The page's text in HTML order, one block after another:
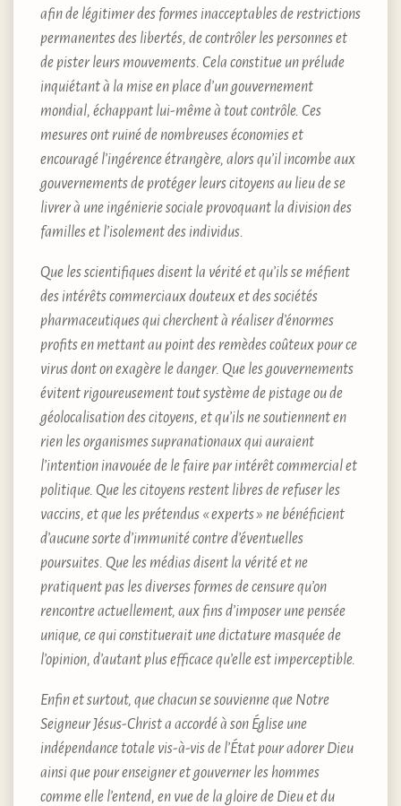
afin de légitimer des formes inacceptables de restrictions
permanentes des libertés, de contrôler les personnes et
de pister leurs mouvements. Cela constitue un prélude
inquiétant à la mise en place d’un gouvernement
mondial, échappant lui-même à tout contrôle. Ces
mesures ont ruiné de nombreuses économies et
encouragé l’ingérence étrangère, alors qu’il incombe aux
gouvernements de protéger leurs citoyens au lieu de se
livrer à une ingénierie sociale provoquant la division des
familles et l’isolement des individus.
Que les scientifiques disent la vérité et qu’ils se méfient
des intérêts commerciaux douteux et des sociétés
pharmaceutiques qui cherchent à réaliser d’énormes
profits en mettant au point des remèdes coûteux pour ce
virus dont on exagère le danger. Que les gouvernements
évitent rigoureusement tout système de pistage ou de
géolocalisation des citoyens, et qu’ils ne soutiennent en
rien les organismes supranationaux qui auraient
l’intention inavouée de le faire par intérêt commercial et
politique. Que les citoyens restent libres de refuser les
vaccins, et que les prétendus « experts » ne bénéficient
d’aucune sorte d’immunité contre d’éventuelles
poursuites. Que les médias disent la vérité et ne
pratiquent pas les diverses formes de censure qu’on
rencontre actuellement, aux fins d’imposer une pensée
unique, ce qui constituerait une dictature masquée de
l’opinion, d’autant plus efficace qu’elle est imperceptible.
Enfin et surtout, que chacun se souvienne que Notre
Seigneur Jésus-Christ a accordé à son Église une
indépendance totale vis-à-vis de l’État pour adorer Dieu
ainsi que pour enseigner et gouverner les hommes
comme elle l’entend, en vue de la gloire de Dieu et du